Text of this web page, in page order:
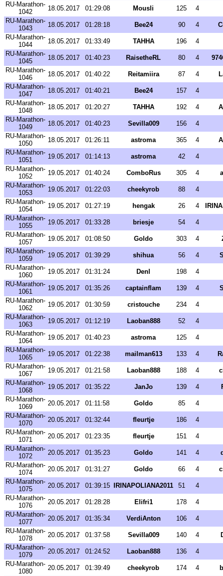
RU-Marathon-
1042
18.05.2017 01:29:08 Mousli 125
4
RU-Marathon-
1043
18.05.2017 01:28:18 Bee24 90 4
RU-Marathon-
1044
18.05.2017 01:33:49 TAHHA 196
4
RU-Marathon-
1045
18.05.2017 01:40:23 RaisetheRL 80 4
RU-Marathon-
1046
18.05.2017 01:40:22 Reitamiira 87 4
RU-Marathon-
1047
18.05.2017 01:40:21 Bee24 157
4
RU-Marathon-
1048
18.05.2017 01:20:27 TAHHA 192 4
RU-Marathon-
1049
18.05.2017 01:40:23 Sevilla009 156
4
RU-Marathon-
1050
18.05.2017 01:26:11 astroma 365 4
RU-Marathon-
1051
19.05.2017 01:14:13 astroma 42
4
RU-Marathon-
1052
19.05.2017 01:40:24 ComboRus 305 4
RU-Marathon-
1053
19.05.2017 01:22:03 cheekyrob 88
4
RU-Marathon-
1054
19.05.2017 01:27:19 hengak 26 4
RU-Marathon-
1055
19.05.2017 01:33:28 briesje 54
4
RU-Marathon-
1057
19.05.2017 01:08:50 Goldo 303 4
RU-Marathon-
1059
19.05.2017 01:39:29 shihua 56 4
RU-Marathon-
1060
19.05.2017 01:31:24 Denl 198
4
RU-Marathon-
1061
19.05.2017 01:35:26 captainflam 139 4
RU-Marathon-
1062
19.05.2017 01:30:59 cristouche 234
4
RU-Marathon-
1063
19.05.2017 01:12:19 Laoban888 52
4
RU-Marathon-
1064
19.05.2017 01:40:23 astroma 125
4
RU-Marathon-
1065
19.05.2017 01:22:38 mailman613 133 4
RU-Marathon-
1067
19.05.2017 01:21:58 Laoban888 188 4
RU-Marathon-
1068
19.05.2017 01:35:22 JanJo 139 4
RU-Marathon-
1069
20.05.2017 01:11:58 Goldo 85 4
RU-Marathon-
1070
20.05.2017 01:32:44 fleurtje 186
4
RU-Marathon-
1071
20.05.2017 01:23:35 fleurtje 151
4
RU-Marathon-
1072
20.05.2017 01:35:23 Goldo 141 4
RU-Marathon-
1074
20.05.2017 01:31:27 Goldo 66 4
RU-Marathon-
1075
20.05.2017 01:39:15 IRINAPOLIANA2011 51 4
RU-Marathon-
1076
20.05.2017 01:28:28 Elifri1 178
4
RU-Marathon-
1077
20.05.2017 01:35:34 VerdiAnton 106
4
RU-Marathon-
1078
20.05.2017 01:37:58 Sevilla009 140 4
RU-Marathon-
1079
20.05.2017 01:24:52 Laoban888 136
4
RU-Marathon-
1080
20.05.2017 01:39:49 cheekyrob 174 4